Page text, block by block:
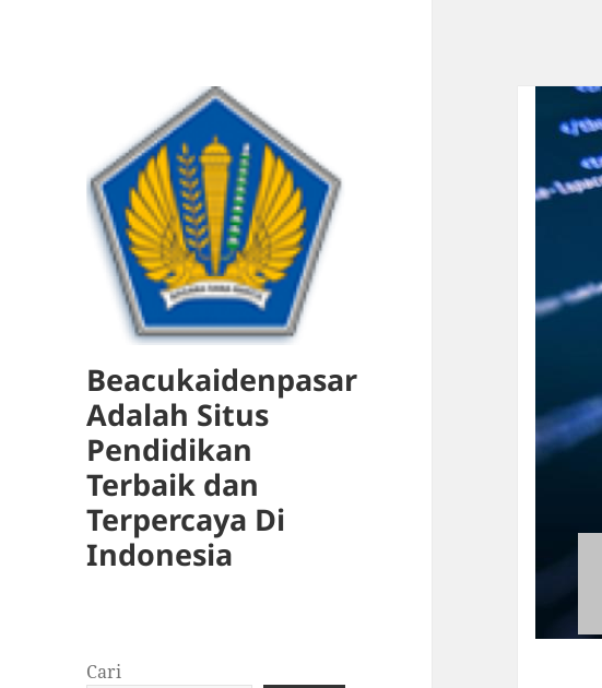
Beacukaidenpasar
Adalah Situs
Pendidikan
Terbaik dan
Terpercaya Di
Indonesia
Cari